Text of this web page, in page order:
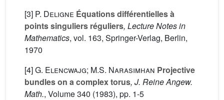
[3] P. Deligne Équations différentielles à
points singuliers réguliers, Lecture Notes in
Mathematics, vol. 163, Springer-Verlag, Berlin,
1970
[4]G. Elencwajg; M.S. Narasimhan Projective
bundles on a complex torus, J. Reine Angew.
Math., Volume 340 (1983), pp. 1-5